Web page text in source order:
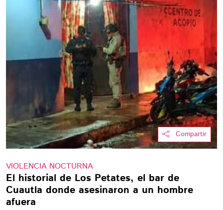
Compartir
VIOLENCIA NOCTURNA
El historial de Los Petates, el bar de
Cuautla donde asesinaron a un hombre
afuera